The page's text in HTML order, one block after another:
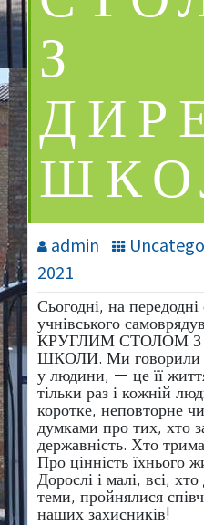
З
admin
2021
Сьогодні, на передодні
учнівського
КРУГЛИМ СТОЛОМ
ШКОЛИ. Ми говорили
у людини, — це її
тільки раз і кожній
коротке, неповторне
думками про тих, хто
державність. Хто
Про цінність їхнього
Дорослі і малі, всі,
теми, пройнялися
наших захисників!